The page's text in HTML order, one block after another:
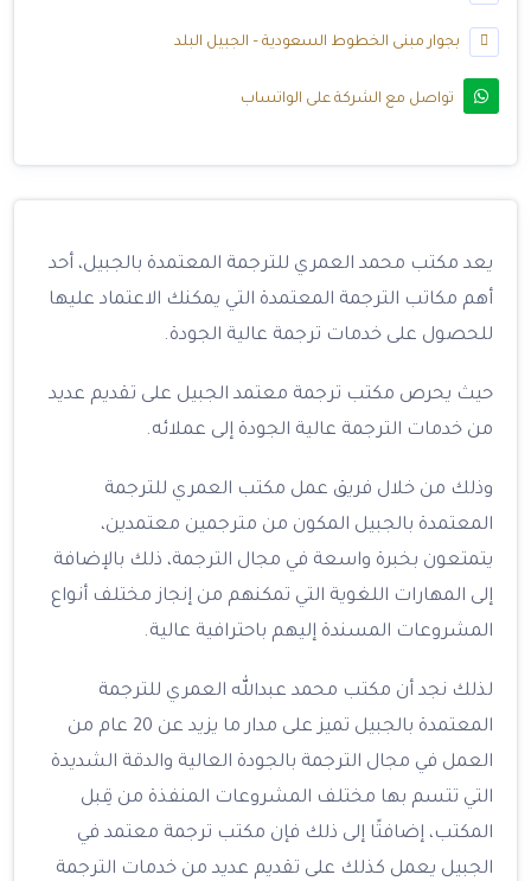
بجوار مبنى الخطوط السعودية – الجبيل البلد
تواصل مع الشركة على الواتساب
يعد مكتب محمد العمري للترجمة المعتمدة بالجبيل، أحد
أهم مكاتب الترجمة المعتمدة التي يمكنك الاعتماد عليها
للحصول على خدمات ترجمة عالية الجودة.
حيث يحرص مكتب ترجمة معتمد الجبيل على تقديم عديد
من خدمات الترجمة عالية الجودة إلى عملائه.
وذلك من خلال فريق عمل مكتب العمري للترجمة
المعتمدة بالجبيل المكون من مترجمين معتمدين،
يتمتعون بخبرة واسعة في مجال الترجمة، ذلك بالإضافة
إلى المهارات اللغوية التي تمكنهم من إنجاز مختلف أنواع
المشروعات المسندة إليهم باحترافية عالية.
لذلك نجد أن مكتب محمد عبدالله العمري للترجمة
المعتمدة بالجبيل تميز على مدار ما يزيد عن 20 عام من
العمل في مجال الترجمة بالجودة العالية والدقة الشديدة
التي تتسم بها مختلف المشروعات المنفذة من قِبل
المكتب، إضافتًا إلى ذلك فإن مكتب ترجمة معتمد في
الجبيل يعمل كذلك على تقديم عديد من خدمات الترجمة